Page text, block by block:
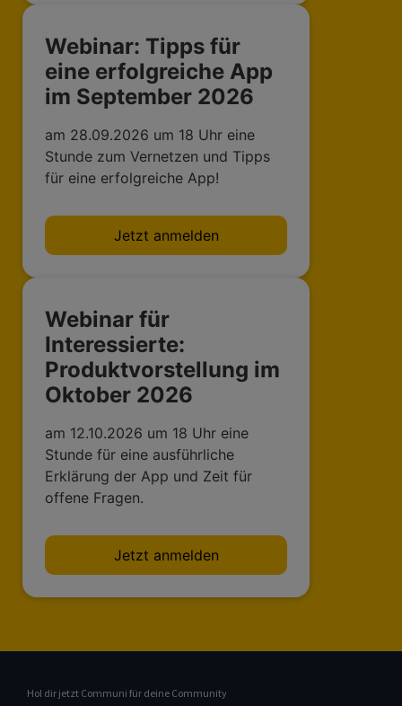
Webinar: Tipps für
eine erfolgreiche App
im September 2026
am 28.09.2026 um 18 Uhr eine
Stunde zum Vernetzen und Tipps
für eine erfolgreiche App!
Jetzt anmelden
Webinar für
Interessierte:
Produktvorstellung im
Oktober 2026
am 12.10.2026 um 18 Uhr eine
Stunde für eine ausführliche
Erklärung der App und Zeit für
offene Fragen.
Jetzt anmelden
Hol dir jetzt Communi für deine Community